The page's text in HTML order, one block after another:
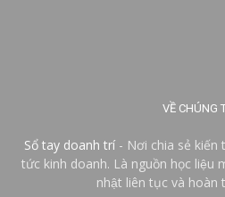
VỀ CHÚNG
Sổ tay doanh trí - Nơi chia sẻ kiến
tức kinh doanh. Là nguồn học liệu
nhật liên tục và hoàn